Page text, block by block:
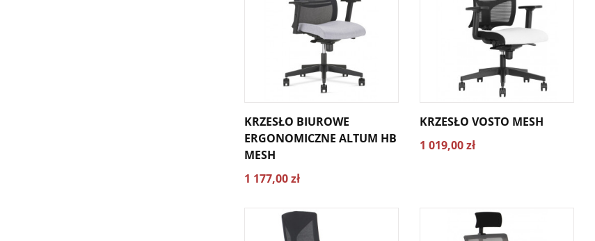
KRZESŁO BIUROWE
ERGONOMICZNE ALTUM HB
MESH
1 177,00 zł
KRZESŁO VOSTO MESH
1 019,00 zł